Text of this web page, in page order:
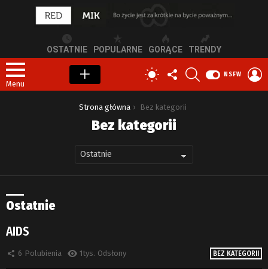
OSTATNIE POPULARNE GORĄCE TRENDY
Menu
PRZEŁĄCZ
SKÓRKĘ
OBSERWUJ
NAS
NSFW
Strona główna Bez kategorii
Bez kategorii
Ostatnie
BEZ KATEGORII
AIDS
6 Polubienia 1tys. Odsłony